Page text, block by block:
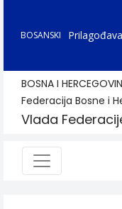
BOSANSKI
BOSNA I
Federacija Bosne i
Vlada